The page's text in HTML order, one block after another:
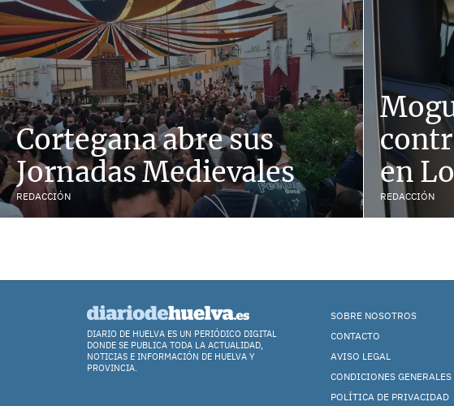
Cortegana abre sus
Jornadas Medievales
REDACCIÓN
en
REDACCIÓN
DIARIO DE HUELVA ES UN PERIÓDICO DIGITAL
DONDE SE PUBLICA TODA LA ACTUALIDAD,
NOTICIAS E INFORMACIÓN DE HUELVA Y
PROVINCIA.
SOBRE NOSOTROS
CONTACTO
AVISO LEGAL
CONDICIONES GENERALES
POLÍTICA DE PRIVACIDAD